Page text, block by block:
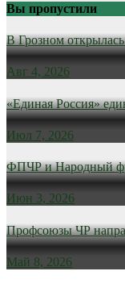
Вы пропустили
В Грозном
Авг 4, 2026
«Единая Россия»
Июл 7, 2026
ФПЧР и Народный
Июн 3, 2026
Профсоюзы ЧР
Май 8, 2026